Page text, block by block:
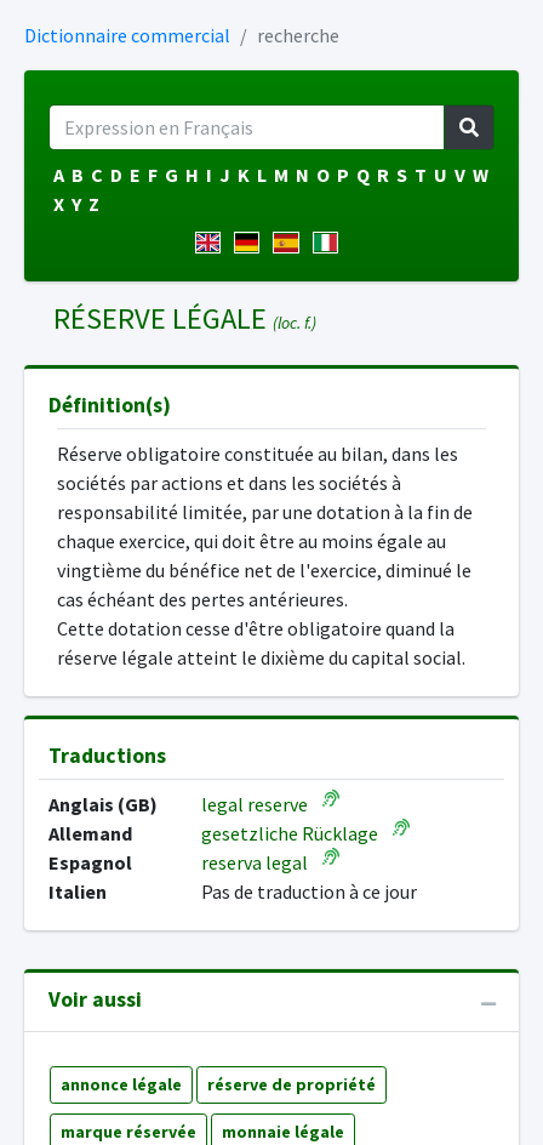
Dictionnaire commercial recherche
A B C D E F G H I J K L M N O P Q R S T U V W
X Y Z
RÉSERVE LÉGALE (loc. f.)
Définition(s)
Réserve obligatoire constituée au bilan, dans les
sociétés par actions et dans les sociétés à
responsabilité limitée, par une dotation à la fin de
chaque exercice, qui doit être au moins égale au
vingtième du bénéfice net de l'exercice, diminué le
cas échéant des pertes antérieures.
Cette dotation cesse d'être obligatoire quand la
réserve légale atteint le dixième du capital social.
Traductions
Anglais (GB)
legal reserve
Allemand
gesetzliche Rücklage
Espagnol
reserva legal
Italien
Pas de traduction à ce jour
Voir aussi
annonce légale réserve de propriété
marque réservée monnaie légale